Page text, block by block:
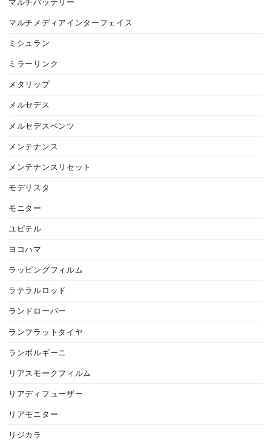
マルチバッテリー
マルチメディアインターフェイス
ミシュラン
ミラーリンク
メタリップ
メルセデス
メルセデスベンツ
メンテナンス
メンテナンスリセット
モデリスタ
モニター
ユピテル
ヨコハマ
ラッピングフィルム
ラテラルロッド
ランドローバー
ランフラットタイヤ
ランボルギーニ
リアスモークフィルム
リアディフューザー
リアモニター
リジカラ